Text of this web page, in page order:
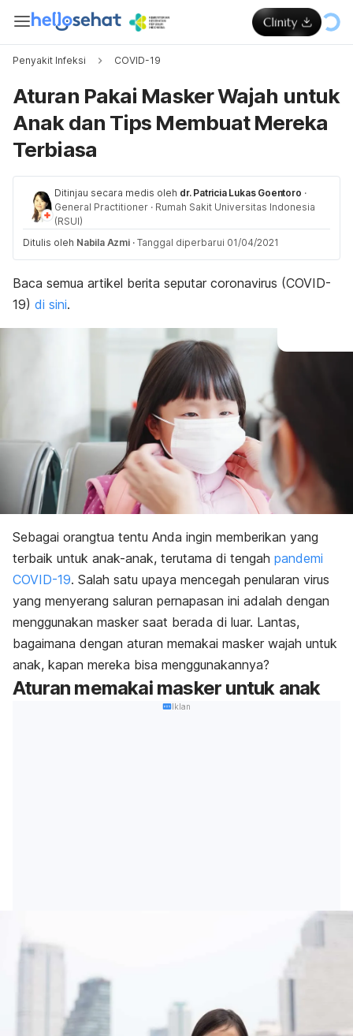
Penyakit Infeksi COVID-19
Aturan Pakai Masker Wajah untuk
Anak dan Tips Membuat Mereka
Terbiasa
Ditinjau secara medis oleh dr. Patricia Lukas Goentoro ·
General Practitioner · Rumah Sakit Universitas Indonesia
(RSUI)
Ditulis oleh Nabila Azmi · Tanggal diperbarui 01/04/2021
Baca semua artikel berita seputar coronavirus (COVID-
19) di sini.
Sebagai orangtua tentu Anda ingin memberikan yang
terbaik untuk anak-anak, terutama di tengah pandemi
COVID-19. Salah satu upaya mencegah penularan virus
yang menyerang saluran pernapasan ini adalah dengan
menggunakan masker saat berada di luar. Lantas,
bagaimana dengan aturan memakai masker wajah untuk
anak, kapan mereka bisa menggunakannya?
Aturan memakai masker untuk anak
Iklan